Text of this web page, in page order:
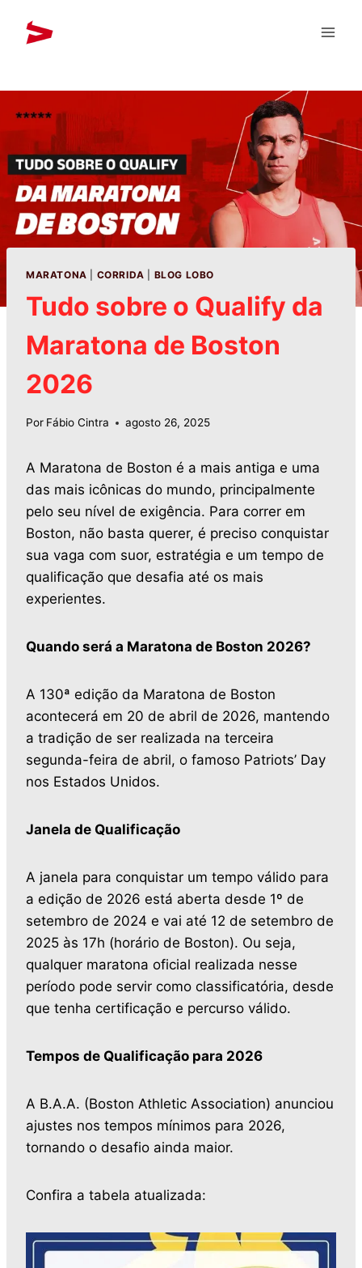
MARATONA CORRIDA BLOG LOBO
Tudo sobre o Qualify da
Maratona de Boston
2026
Por Fábio Cintra agosto 26, 2025
A Maratona de Boston é a mais antiga e uma
das mais icônicas do mundo, principalmente
pelo seu nível de exigência. Para correr em
Boston, não basta querer, é preciso conquistar
sua vaga com suor, estratégia e um tempo de
qualificação que desafia até os mais
experientes.
Quando será a Maratona de Boston 2026?
A 130ª edição da Maratona de Boston
acontecerá em 20 de abril de 2026, mantendo
a tradição de ser realizada na terceira
segunda-feira de abril, o famoso Patriots’ Day
nos Estados Unidos.
Janela de Qualificação
A janela para conquistar um tempo válido para
a edição de 2026 está aberta desde 1º de
setembro de 2024 e vai até 12 de setembro de
2025 às 17h (horário de Boston). Ou seja,
qualquer maratona oficial realizada nesse
período pode servir como classificatória, desde
que tenha certificação e percurso válido.
Tempos de Qualificação para 2026
A B.A.A. (Boston Athletic Association) anunciou
ajustes nos tempos mínimos para 2026,
tornando o desafio ainda maior.
Confira a tabela atualizada: